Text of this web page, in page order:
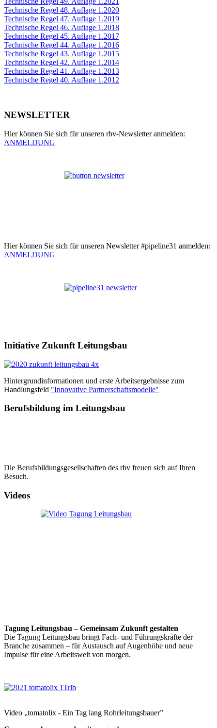
Technische Regel 48. Auflage 1.2020
Technische Regel 47. Auflage 1.2019
Technische Regel 46. Auflage 1.2018
Technische Regel 45. Auflage 1.2017
Technische Regel 44. Auflage 1.2016
Technische Regel 43. Auflage 1.2015
Technische Regel 42. Auflage 1.2014
Technische Regel 41. Auflage 1.2013
Technische Regel 40. Auflage 1.2012
NEWSLETTER
Hier können Sie sich für unseren rbv-Newsletter anmelden:
ANMELDUNG
Hier können Sie sich für unseren Newsletter #pipeline31 anmelden:
ANMELDUNG
Initiative Zukunft Leitungsbau
Hintergrundinformationen und erste Arbeitsergebnisse zum
Handlungsfeld "Innovative Partnerschaftsmodelle"
Berufsbildung im Leitungsbau
Die Berufsbildungsgesellschaften des rbv freuen sich auf Ihren
Besuch.
Videos
Tagung Leitungsbau – Gemeinsam Zukunft gestalten
Die Tagung Leitungsbau bringt Fach- und Führungskräfte der
Branche zusammen – für Austausch auf Augenhöhe und neue
Impulse für eine Arbeitswelt von morgen.
Video „tomatolix - Ein Tag lang Rohrleitungsbauer”